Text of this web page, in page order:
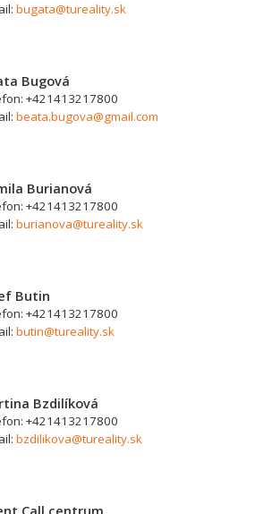
bugata@tureality.sk
Bugová
+421413217800
beata.bugova@gmail.com
Burianová
+421413217800
burianova@tureality.sk
Butin
+421413217800
butin@tureality.sk
Bzdilíková
+421413217800
bzdilikova@tureality.sk
Call centrum